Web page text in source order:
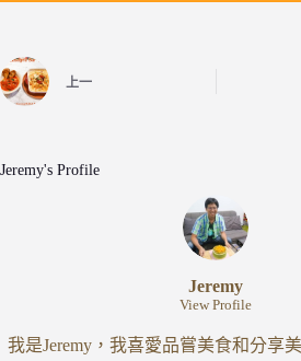
上一
Jeremy's Profile
Jeremy
View Profile
我是Jeremy，我喜愛品嘗美食和分享